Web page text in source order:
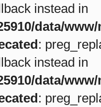
instead in
data/
:
instead in
data/
: